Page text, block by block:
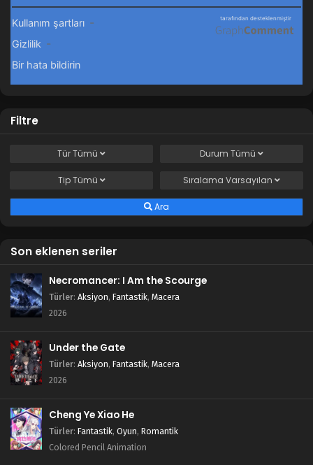
Filtre
TürTümü Durum Tümü
TipTümü Sıralama Varsayılan
Ara
Son eklenen seriler
Necromancer: I Am the Scourge
Türler: Aksiyon, Fantastik, Macera
2026
Under the Gate
Türler: Aksiyon, Fantastik, Macera
2026
Cheng Ye Xiao He
Türler: Fantastik, Oyun, Romantik
Colored Pencil Animation